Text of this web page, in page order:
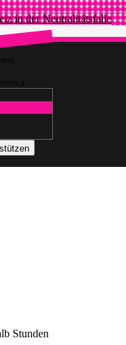
in der Neutralitätsfalle
Stunden